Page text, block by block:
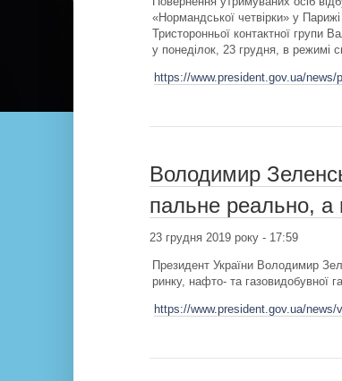
«Нормандської четвірки» у
Тристоронньої контактної групи
у понеділок, 23 грудня, в режимі
https://www.president.gov.ua/
Володимир
пальне реально, а
23 грудня 2019 року - 17:59
Президент України Володимир
ринку, нафто- та газовидобувної
https://www.president.gov.ua/